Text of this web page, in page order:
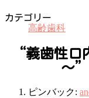
カテゴリー
高齢歯科
“義歯性口
～”
ピンバック: